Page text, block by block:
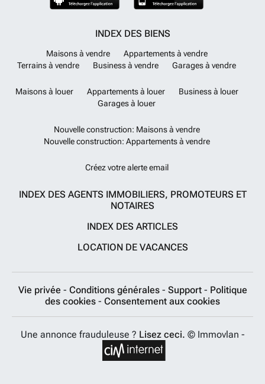
INDEX DES BIENS
Maisons à vendre
Appartements à vendre
Terrains à vendre
Business à vendre Garages à vendre
Maisons à louer Appartements à louer
Business à louer
Garages à louer
Nouvelle construction: Maisons à vendre
Nouvelle construction: Appartements à vendre
Créez votre alerte email
INDEX DES AGENTS IMMOBILIERS, PROMOTEURS ET
NOTAIRES
INDEX DES ARTICLES
LOCATION DE VACANCES
Vie privée - Conditions générales - Support - Politique
des cookies - Consentement aux cookies
Une annonce frauduleuse ? Lisez ceci. © Immovlan -